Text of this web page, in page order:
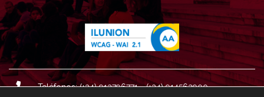
Teléfonos: (+34) 913796771 - (+34) 914562900